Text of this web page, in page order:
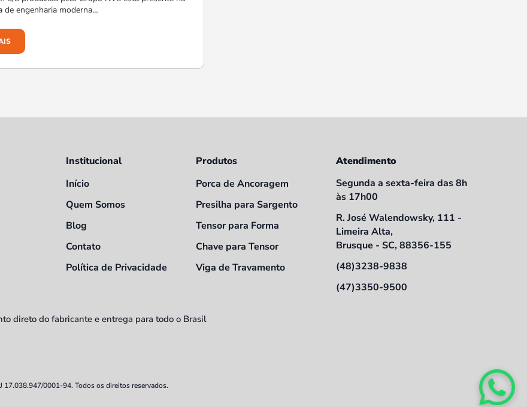
de engenharia moderna…
Institucional
Início
Quem Somos
Blog
Contato
Política de Privacidade
Produtos
Porca de Ancoragem
Presilha para Sargento
Tensor para Forma
Chave para Tensor
Viga de Travamento
Atendimento
Segunda a sexta-feira das 8h
às 17h00
R. José Walendowsky, 111 -
Limeira Alta,
Brusque - SC, 88356-155
(48)3238-9838
(47)3350-9500
direto do fabricante e entrega para todo o Brasil
17.038.947/0001-94. Todos os direitos reservados.